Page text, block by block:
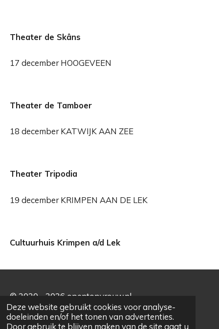
Deze website gebruikt cookies voor analyse-
doeleinden en/of het tonen van advertenties.
Door gebruik te blijven maken van de site gaat u
Theater de Skâns
17 december HOOGEVEEN
Theater de Tamboer
18 december KATWIJK AAN ZEE
Theater Tripodia
19 december KRIMPEN AAN DE LEK
Cultuurhuis Krimpen a/d Lek
© 2020 - 2026 opentopvrouw.nl
Powered byJouwWeb